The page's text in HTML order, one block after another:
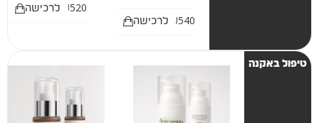
₪540 לרכישה
₪520 לרכישה
טיפול באקנה